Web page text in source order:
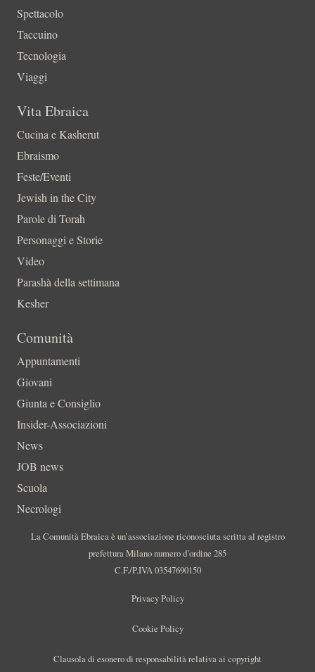
Spettacolo
Taccuino
Tecnologia
Viaggi
Vita Ebraica
Cucina e Kasherut
Ebraismo
Feste/Eventi
Jewish in the City
Parole di Torah
Personaggi e Storie
Video
Parashà della settimana
Kesher
Comunità
Appuntamenti
Giovani
Giunta e Consiglio
Insider-Associazioni
News
JOB news
Scuola
Necrologi
La Comunità Ebraica è un’associazione riconosciuta scritta al registro
prefettura Milano numero d’ordine 285
C.F./P.IVA 03547690150
Privacy Policy
Cookie Policy
Clausola di esonero di responsabilità relativa ai copyright